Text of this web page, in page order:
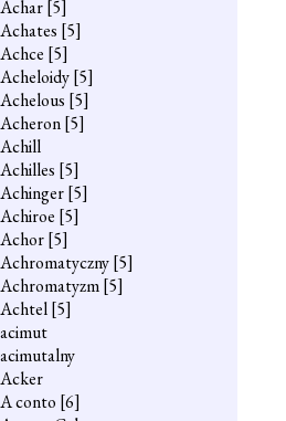
Achar[5]
Achates [5]
Achce [5]
Acheloidy[5]
Achelous [5]
Acheron[5]
Achill
Achilles [5]
Achinger[5]
Achiroe [5]
Achor[5]
Achromatyczny[5]
Achromatyzm[5]
Achtel[5]
acimut
acimutalny
Acker
A conto [6]